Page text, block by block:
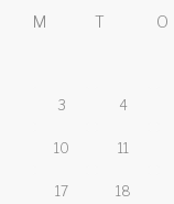
M T O
3 4
10 11
17 18